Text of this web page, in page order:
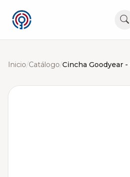
Inicio/Catálogo/Cincha Goodyear